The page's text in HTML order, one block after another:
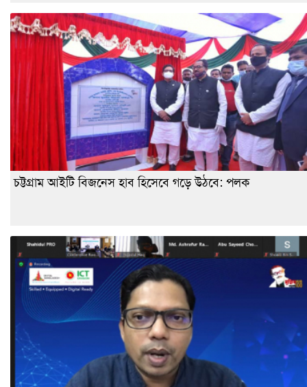
চট্টগ্রাম আইটি বিজনেস হাব হিসেবে গড়ে উঠবে: পলক